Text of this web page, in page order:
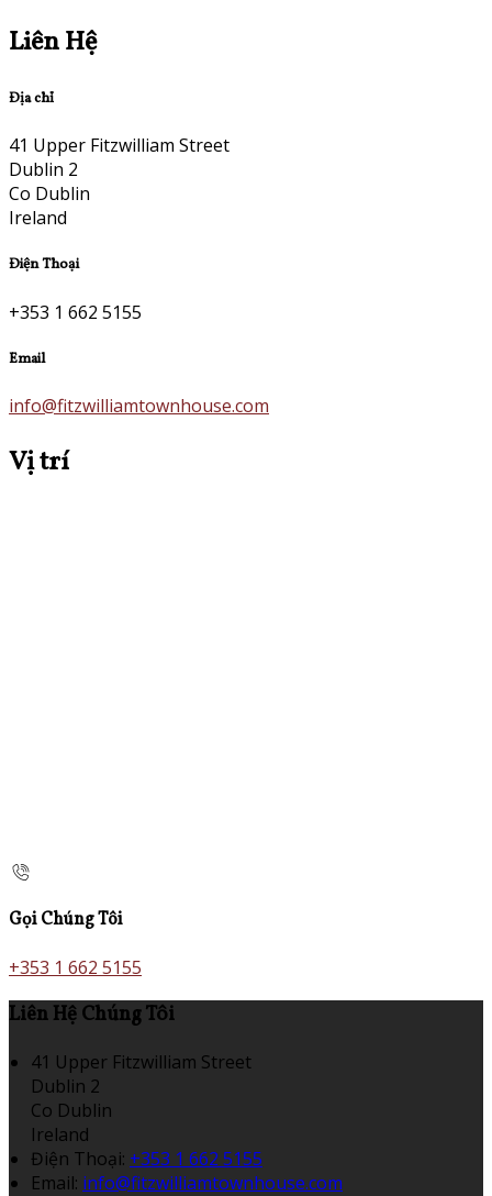
Liên Hệ
Địa chỉ
41 Upper Fitzwilliam Street
Dublin 2
Co Dublin
Ireland
Điện Thoại
+353 1 662 5155
Email
info@fitzwilliamtownhouse.com
Vị trí
Gọi Chúng Tôi
+353 1 662 5155
Liên Hệ Chúng Tôi
41 Upper Fitzwilliam Street
Dublin 2
Co Dublin
Ireland
Điện Thoại: +353 1 662 5155
Email: info@fitzwilliamtownhouse.com